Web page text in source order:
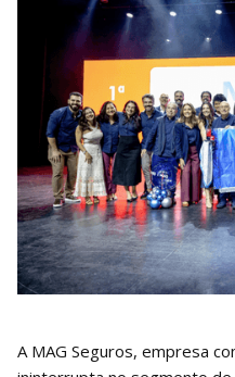
A MAG Seguros, empresa